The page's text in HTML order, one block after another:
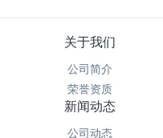
关于我们
公司简介
荣誉资质
新闻动态
公司动态